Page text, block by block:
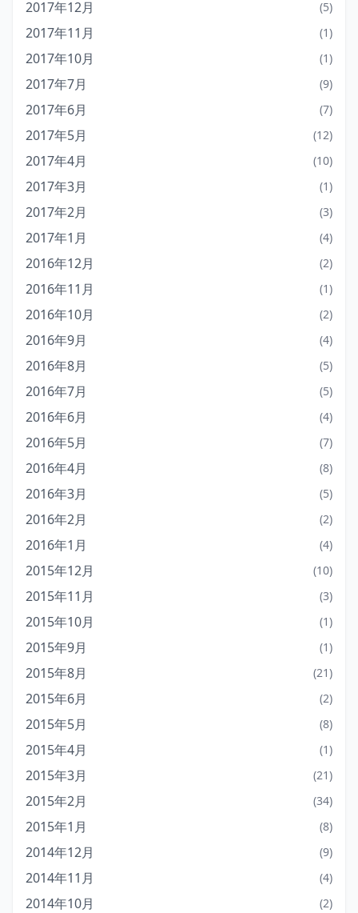
2017年12月 (5)
2017年11月 (1)
2017年10月 (1)
2017年7月 (9)
2017年6月 (7)
2017年5月 (12)
2017年4月 (10)
2017年3月 (1)
2017年2月 (3)
2017年1月 (4)
2016年12月 (2)
2016年11月 (1)
2016年10月 (2)
2016年9月 (4)
2016年8月 (5)
2016年7月 (5)
2016年6月 (4)
2016年5月 (7)
2016年4月 (8)
2016年3月 (5)
2016年2月 (2)
2016年1月 (4)
2015年12月 (10)
2015年11月 (3)
2015年10月 (1)
2015年9月 (1)
2015年8月 (21)
2015年6月 (2)
2015年5月 (8)
2015年4月 (1)
2015年3月 (21)
2015年2月 (34)
2015年1月 (8)
2014年12月 (9)
2014年11月 (4)
2014年10月 (2)